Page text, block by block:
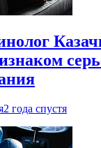
2 года спустя